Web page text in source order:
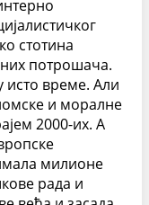
стотина
потрошача.
исто време. Али
и моралне
2000-их. А
милионе
рада и